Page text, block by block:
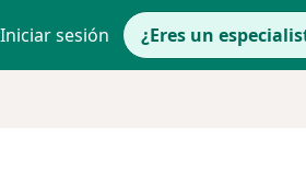
Iniciar sesión ¿Eres un